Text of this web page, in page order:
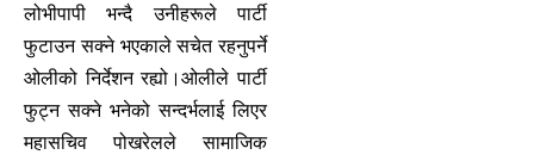
लोभीपापी भन्दै उनीहरूले पार्टी
फुटाउन सक्ने भएकाले सचेत रहनुपर्ने
ओलीको निर्देशन रह्यो।ओलीले पार्टी
फुट्न सक्ने भनेको सन्दर्भलाई लिएर
महासचिव पोखरेलले सामाजिक